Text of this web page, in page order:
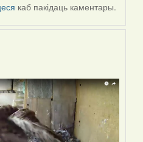
каб пакідаць каментары.